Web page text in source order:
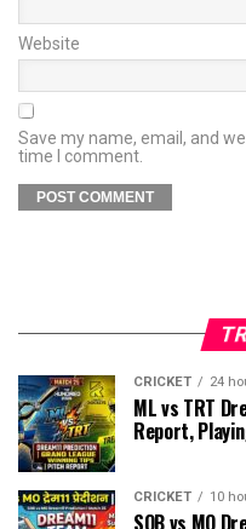
Website
Save my name, email, and
time I comment.
CRICKET 24
ML vs TRT
Report,
CRICKET 10
SOB vs MO